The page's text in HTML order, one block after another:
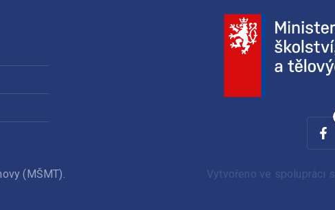
(MŠMT). Vytvořeno ve spolupráci s